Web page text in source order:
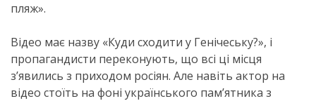
пляж».
Відео має назву «Куди сходити у Генічеську?», і
пропагандисти переконують, що всі ці місця
з’явились з приходом росіян. Але навіть актор на
відео стоїть на фоні українського пам’ятника з